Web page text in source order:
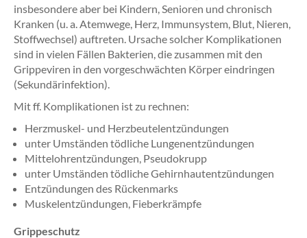
insbesondere aber bei Kindern, Senioren und chronisch
Kranken (u. a. Atemwege, Herz, Immunsystem, Blut, Nieren,
Stoffwechsel) auftreten. Ursache solcher Komplikationen
sind in vielen Fällen Bakterien, die zusammen mit den
Grippeviren in den vorgeschwächten Körper eindringen
(Sekundärinfektion).
Mit ff. Komplikationen ist zu rechnen:
Herzmuskel- und Herzbeutelentzündungen
unter Umständen tödliche Lungenentzündungen
Mittelohrentzündungen, Pseudokrupp
unter Umständen tödliche Gehirnhautentzündungen
Entzündungen des Rückenmarks
Muskelentzündungen, Fieberkrämpfe
Grippeschutz